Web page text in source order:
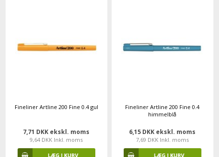
Fineliner Artline 200 Fine 0.4 gul
7,71 DKK ekskl. moms
9,64 DKK Inkl. moms
Fineliner Artline 200 Fine 0.4
himmelblå
6,15 DKK ekskl. moms
7,69 DKK Inkl. moms